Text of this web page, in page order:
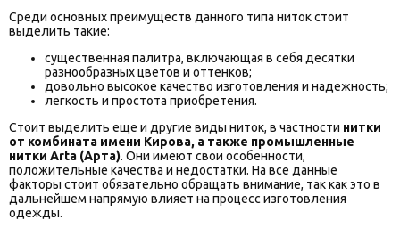
Среди основных преимуществ данного типа ниток стоит
выделить такие:
существенная палитра, включающая в себя десятки
разнообразных цветов и оттенков;
довольно высокое качество изготовления и надежность;
легкость и простота приобретения.
Стоит выделить еще и другие виды ниток, в частности нитки
от комбината имени Кирова, а также промышленные
нитки Arta (Арта). Они имеют свои особенности,
положительные качества и недостатки. На все данные
факторы стоит обязательно обращать внимание, так как это в
дальнейшем напрямую влияет на процесс изготовления
одежды.